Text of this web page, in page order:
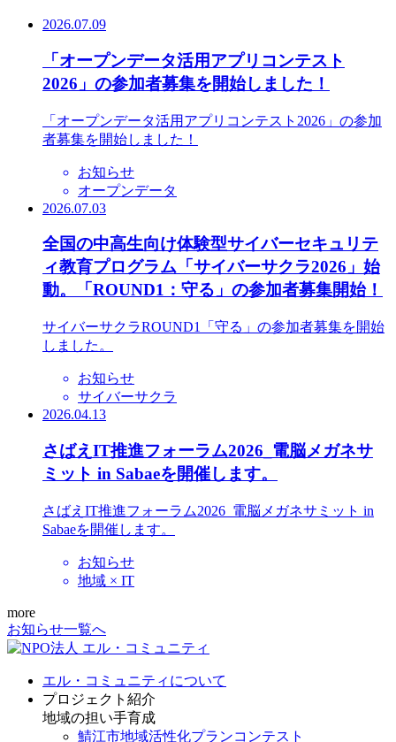
2026.07.09
「オープンデータ活用アプリコンテスト
2026」の参加者募集を開始しました！
「オープンデータ活用アプリコンテスト2026」の参加
者募集を開始しました！
お知らせ
オープンデータ
2026.07.03
全国の中高生向け体験型サイバーセキュリテ
ィ教育プログラム「サイバーサクラ2026」始
動。「ROUND1：守る」の参加者募集開始！
サイバーサクラROUND1「守る」の参加者募集を開始
しました。
お知らせ
サイバーサクラ
2026.04.13
さばえIT推進フォーラム2026_電脳メガネサ
ミット in Sabaeを開催します。
さばえIT推進フォーラム2026_電脳メガネサミット in
Sabaeを開催します。
お知らせ
地域 × IT
more
お知らせ一覧へ
エル・コミュニティについて
プロジェクト紹介
地域の担い手育成
鯖江市地域活性化プランコンテスト